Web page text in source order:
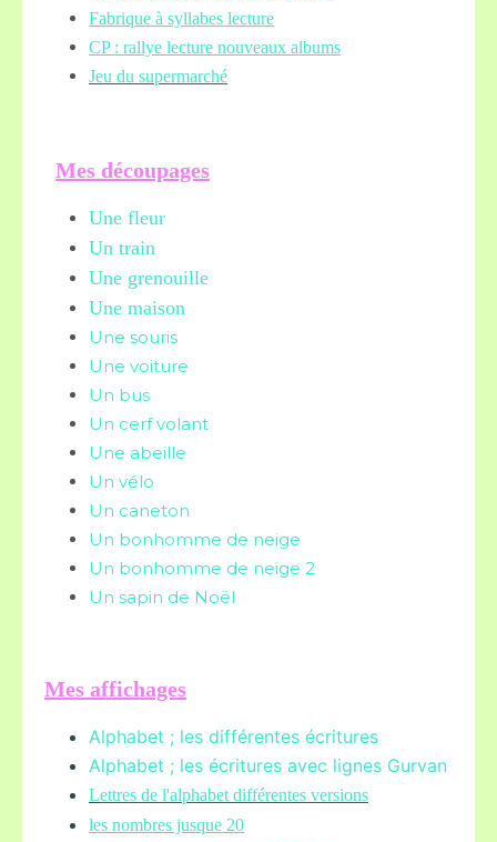
Fabrique à syllabes lecture
CP : rallye lecture nouveaux albums
Jeu du supermarché
Mes découpages
Une fleur
Un train
Une grenouille
Une maison
Une souris
Une voiture
Un bus
Un cerf volant
Une abeille
Un vélo
Un caneton
Un bonhomme de neige
Un bonhomme de neige 2
Un sapin de Noël
Mes affichages
Alphabet ; les différentes écritures
Alphabet ; les écritures avec lignes Gurvan
Lettres de l'alphabet différentes versions
les nombres jusque 20